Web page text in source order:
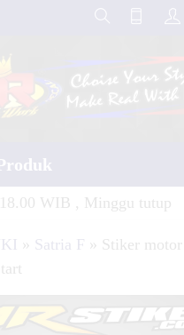
WIB , Minggu tutup
» Satria F » Stiker